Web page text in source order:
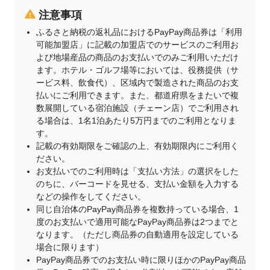
注意事項
ふるさと納税の返礼品におけるPayPay商品券は「利用
可能加盟店」に記載の加盟店でのサービスのご利用お
よび地場産品の商品のお支払いでのみご利用いただけ
ます。ホテル・ゴルフ場等においては、役務提供（サ
ービス料、飲食代）、区域内で製造された商品のお支
払いにご利用できます。また、都道府県をまたいで複
数展開している宿泊施設（チェーン店）でご利用され
る場合は、1名1泊あたり5万円までのご利用となりま
す。
記載の有効期限をご確認の上、有効期限内にご利用く
ださい。
お支払いでのご利用時は「支払い方法」の選択をした
のちに、バーコードを見せる、支払い金額を入力する
などの操作をしてください。
同じ自治体のPayPay商品券を複数持っている場合、1
度のお支払いで適用可能なPayPay商品券は2つまでと
なります。（ただし商品券の自動適用を設定している
場合に限ります）
PayPay商品券でのお支払い時に限りほかのPayPay商品